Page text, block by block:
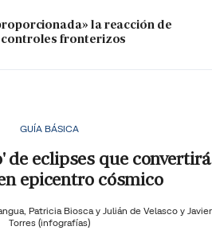
la reacción de
controles fronterizos
GUÍA BÁSICA
de eclipses que convertirá
epicentro cósmico
Patricia Biosca y Julián de Velasco y Javier
Torres (infografías)